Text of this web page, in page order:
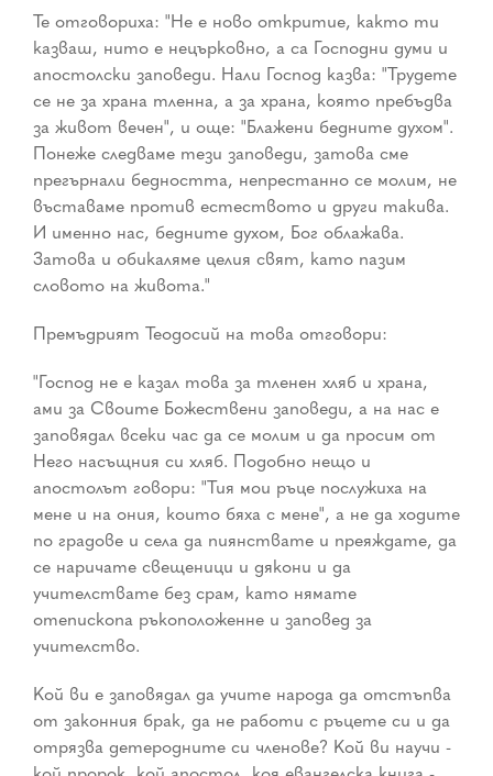
Те отговориха: "Не е ново откритие, както ти
казваш, нито е нецърковно, а са Господни думи и
апостолски заповеди. Нали Господ казва: "Трудете
се не за храна тленна, а за храна, която пребъдва
за живот вечен", и още: "Блажени бедните духом".
Понеже следваме тези заповеди, затова сме
прегърнали бедността, непрестанно се молим, не
въставаме против естеството и други такива.
И именно нас, бедните духом, Бог облажава.
Затова и обикаляме целия свят, като пазим
словото на живота."
Премъдрият Теодосий на това отговори:
"Господ не е казал това за тленен хляб и храна,
ами за Своите Божествени заповеди, а на нас е
заповядал всеки час да се молим и да просим от
Него насъщния си хляб. Подобно нещо и
апостолът говори: "Тия мои ръце послужиха на
мене и на ония, които бяха с мене", а не да ходите
по градове и села да пиянствате и преяждате, да
се наричате свещеници и дякони и да
учителствате без срам, като нямате
отепископа ръкоположенне и заповед за
учителство.
Кой ви е заповядал да учите народа да отстъпва
от законния брак, да не работи с ръцете си и да
отрязва детеродните си членове? Кой ви научи ­